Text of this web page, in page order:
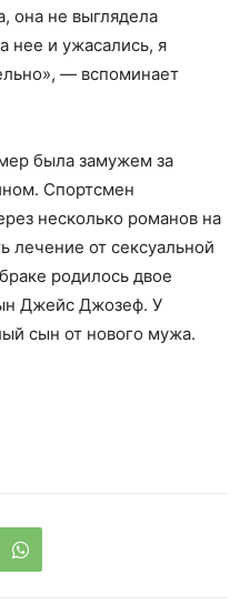
она не выглядела
нее и ужасались, я
— вспоминает
была замужем за
Спортсмен
несколько романов на
лечение от сексуальной
родилось двое
Джейс Джозеф. У
сын от нового мужа.